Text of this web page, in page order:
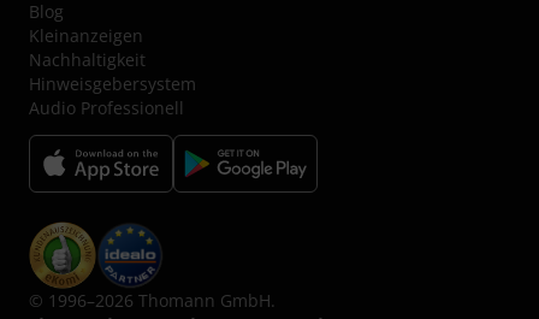
Blog
Kleinanzeigen
Nachhaltigkeit
Hinweisgebersystem
Audio Professionell
© 1996–2026 Thomann GmbH.